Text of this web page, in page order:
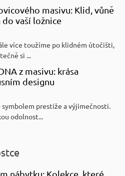
masivu: Klid, vůně
vaší ložnice
více toužíme po klidném útočišti,
si ...
z masivu: krása
designu
symbolem prestiže a výjimečnosti.
odolnost...
nábytku: Kolekce, které